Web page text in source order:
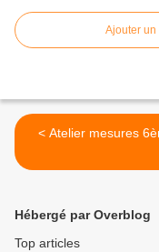
Ajouter un
< Atelier mesures
Hébergé par Overblog
Top articles